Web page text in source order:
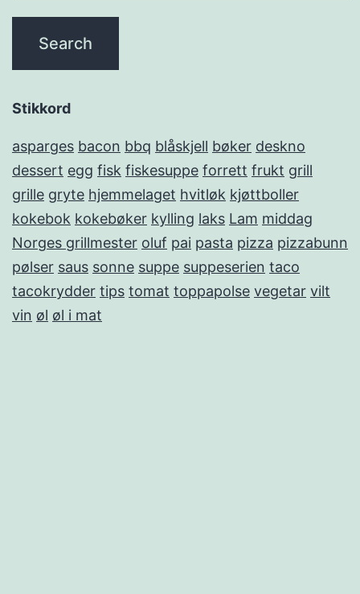
Stikkord
asparges bacon bbq blåskjell bøker deskno
dessert egg fisk fiskesuppe forrett frukt grill
grille gryte hjemmelaget hvitløk kjøttboller
kokebok kokebøker kylling laks Lam middag
Norges grillmester oluf pai pasta pizza pizzabunn
pølser saus sonne suppe suppeserien taco
tacokrydder tips tomat toppapolse vegetar vilt
vin øl øl i mat